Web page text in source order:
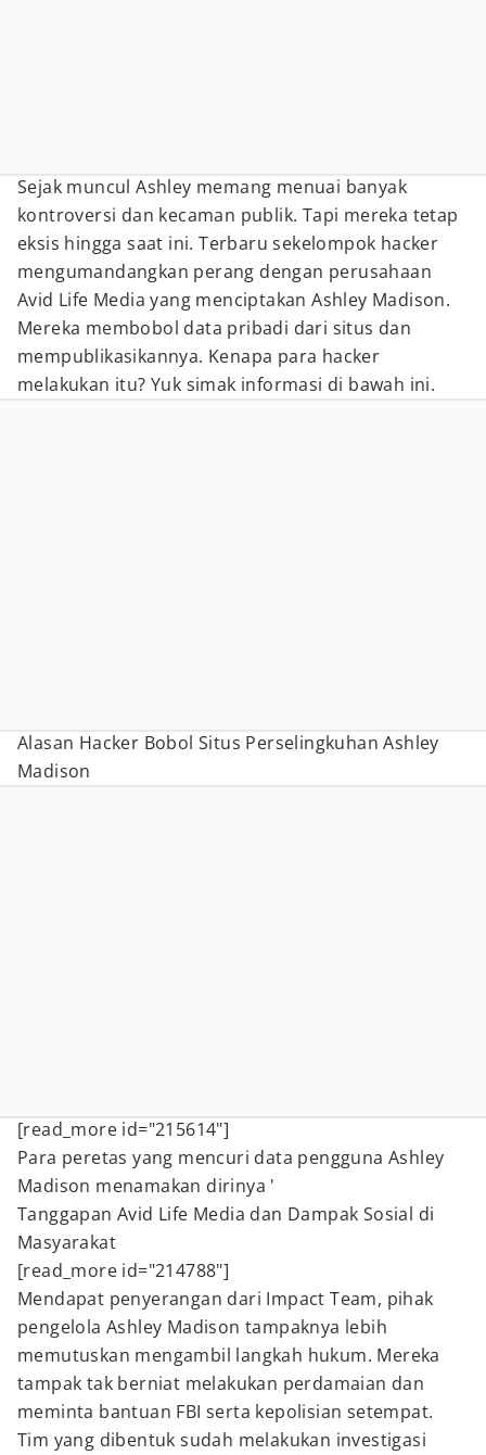
Sejak muncul Ashley memang menuai banyak
kontroversi dan kecaman publik. Tapi mereka tetap
eksis hingga saat ini. Terbaru sekelompok hacker
mengumandangkan perang dengan perusahaan
Avid Life Media yang menciptakan Ashley Madison.
Mereka membobol data pribadi dari situs dan
mempublikasikannya. Kenapa para hacker
melakukan itu? Yuk simak informasi di bawah ini.
Alasan Hacker Bobol Situs Perselingkuhan Ashley
Madison
[read_more id="215614"]
Para peretas yang mencuri data pengguna Ashley
Madison menamakan dirinya '
Tanggapan Avid Life Media dan Dampak Sosial di
Masyarakat
[read_more id="214788"]
Mendapat penyerangan dari Impact Team, pihak
pengelola Ashley Madison tampaknya lebih
memutuskan mengambil langkah hukum. Mereka
tampak tak berniat melakukan perdamaian dan
meminta bantuan FBI serta kepolisian setempat.
Tim yang dibentuk sudah melakukan investigasi